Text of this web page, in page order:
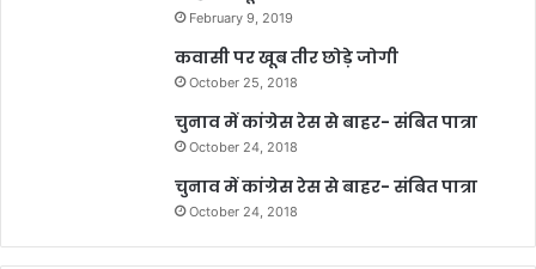
February 9, 2019
कवासी पर खूब तीर छोड़े जोगी
October 25, 2018
चुनाव में कांग्रेस रेस से बाहर- संबित पात्रा
October 24, 2018
चुनाव में कांग्रेस रेस से बाहर- संबित पात्रा
October 24, 2018